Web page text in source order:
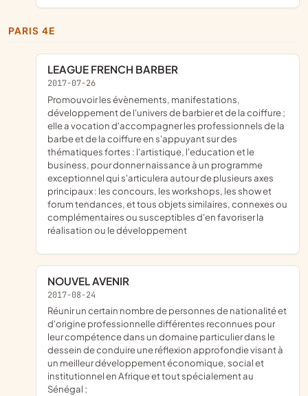
PARIS 4E
LEAGUE FRENCH BARBER
2017-07-26
promouvoir les évènements, manifestations,
développement de l'univers de barbier et de la coiffure ;
elle a vocation d'accompagner les professionnels de la
barbe et de la coiffure en s'appuyant sur des
thématiques fortes : l'artistique, l'education et le
business, pour donner naissance à un programme
exceptionnel qui s'articulera autour de plusieurs axes
principaux : les concours, les workshops, les show et
forum tendances, et tous objets similaires, connexes ou
complémentaires ou susceptibles d'en favoriser la
réalisation ou le développement
NOUVEL AVENIR
2017-08-24
Réunir un certain nombre de personnes de nationalité et
d'origine professionnelle différentes reconnues pour
leur compétence dans un domaine particulier dans le
dessein de conduire une réflexion approfondie visant à
un meilleur développement économique, social et
institutionnel en Afrique et tout spécialement au
Sénégal ;